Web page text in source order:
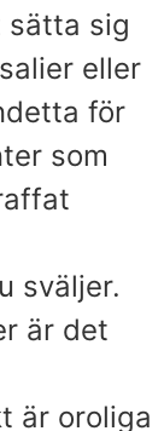
sätta sig
eller
för
som
sväljer.
är det
är oroliga